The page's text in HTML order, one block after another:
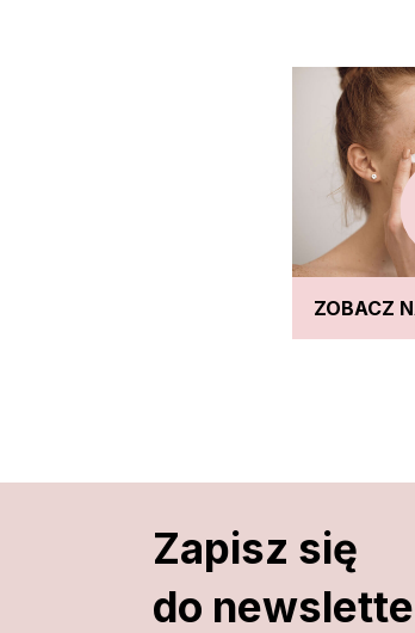
ZOBACZ
Zapisz się
do